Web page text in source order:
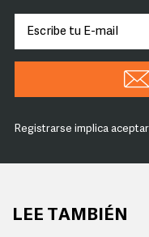
Registrarse implica
LEE TAMBIÉN